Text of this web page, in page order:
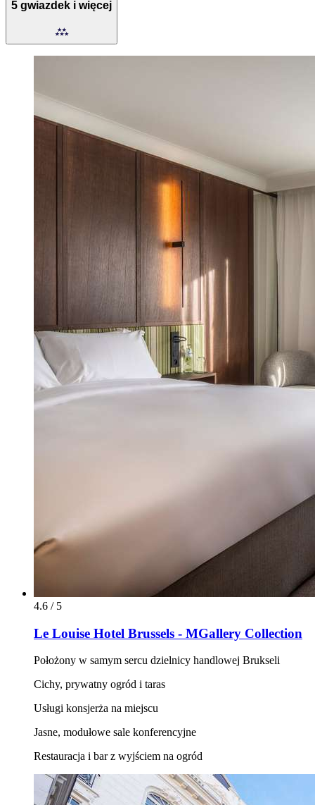
5 gwiazdek i więcej
4.6 / 5
Le Louise Hotel Brussels - MGallery Collection
Położony w samym sercu dzielnicy handlowej Brukseli
Cichy, prywatny ogród i taras
Usługi konsjerża na miejscu
Jasne, modułowe sale konferencyjne
Restauracja i bar z wyjściem na ogród